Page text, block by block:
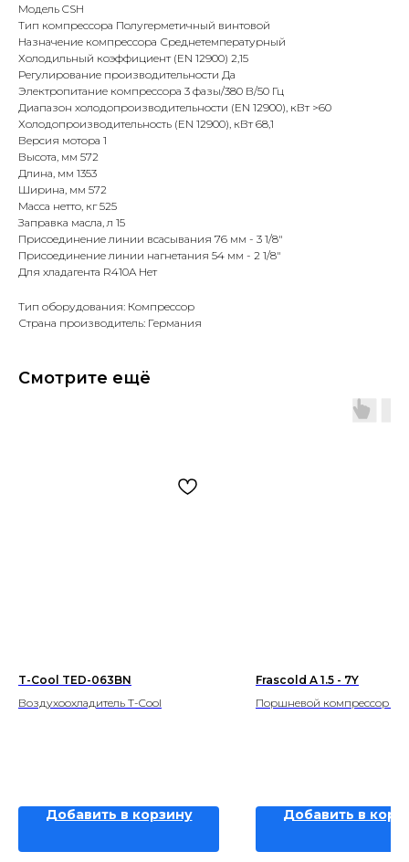
Модель CSH
Тип компрессора Полугерметичный винтовой
Назначение компрессора Среднетемпературный
Холодильный коэффициент (EN 12900) 2,15
Регулирование производительности Да
Электропитание компрессора 3 фазы/380 В/50 Гц
Диапазон холодопроизводительности (EN 12900), кВт >60
Холодопроизводительность (EN 12900), кВт 68,1
Версия мотора 1
Высота, мм 572
Длина, мм 1353
Ширина, мм 572
Масса нетто, кг 525
Заправка масла, л 15
Присоединение линии всасывания 76 мм - 3 1/8"
Присоединение линии нагнетания 54 мм - 2 1/8"
Для хладагента R410A Нет
Тип оборудования: Компрессор
Страна производитель: Германия
Смотрите ещё
T-Cool TED-063BN
Воздухоохладитель T-Cool
Добавить в корзину
Frascold A 1.5 - 7Y
Поршневой компрессор
Добавить в